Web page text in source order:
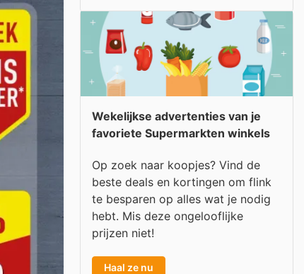
Wekelijkse advertenties van je
favoriete Supermarkten winkels
Op zoek naar koopjes? Vind de
beste deals en kortingen om flink
te besparen op alles wat je nodig
hebt. Mis deze ongelooflijke
prijzen niet!
Haal ze nu